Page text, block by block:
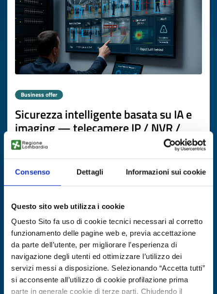
Consenso Dettagli Informazioni sui cookie
Questo sito web utilizza i cookie
Questo Sito fa uso di cookie tecnici necessari al corretto
funzionamento delle pagine web e, previa accettazione
da parte dell’utente, per migliorare l’esperienza di
navigazione degli utenti ed ottimizzare l’utilizzo dei
servizi messi a disposizione. Selezionando “Accetta tutti”
si acconsente all’utilizzo di cookie profilazione prima
parte in generale cookie di terze parti. Chiudendo il
Business offer
Sicurezza intelligente basata su IA e
imaging — telecamere IP / NVR /
VMS
ID: BOTW20251020014
DISCOVER MORE →
Expires on20 marzo 2027